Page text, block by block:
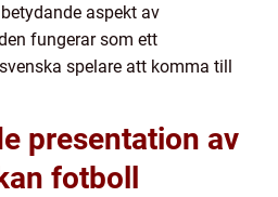
aspekt av
fungerar som ett
spelare att komma till
presentation av
fotboll